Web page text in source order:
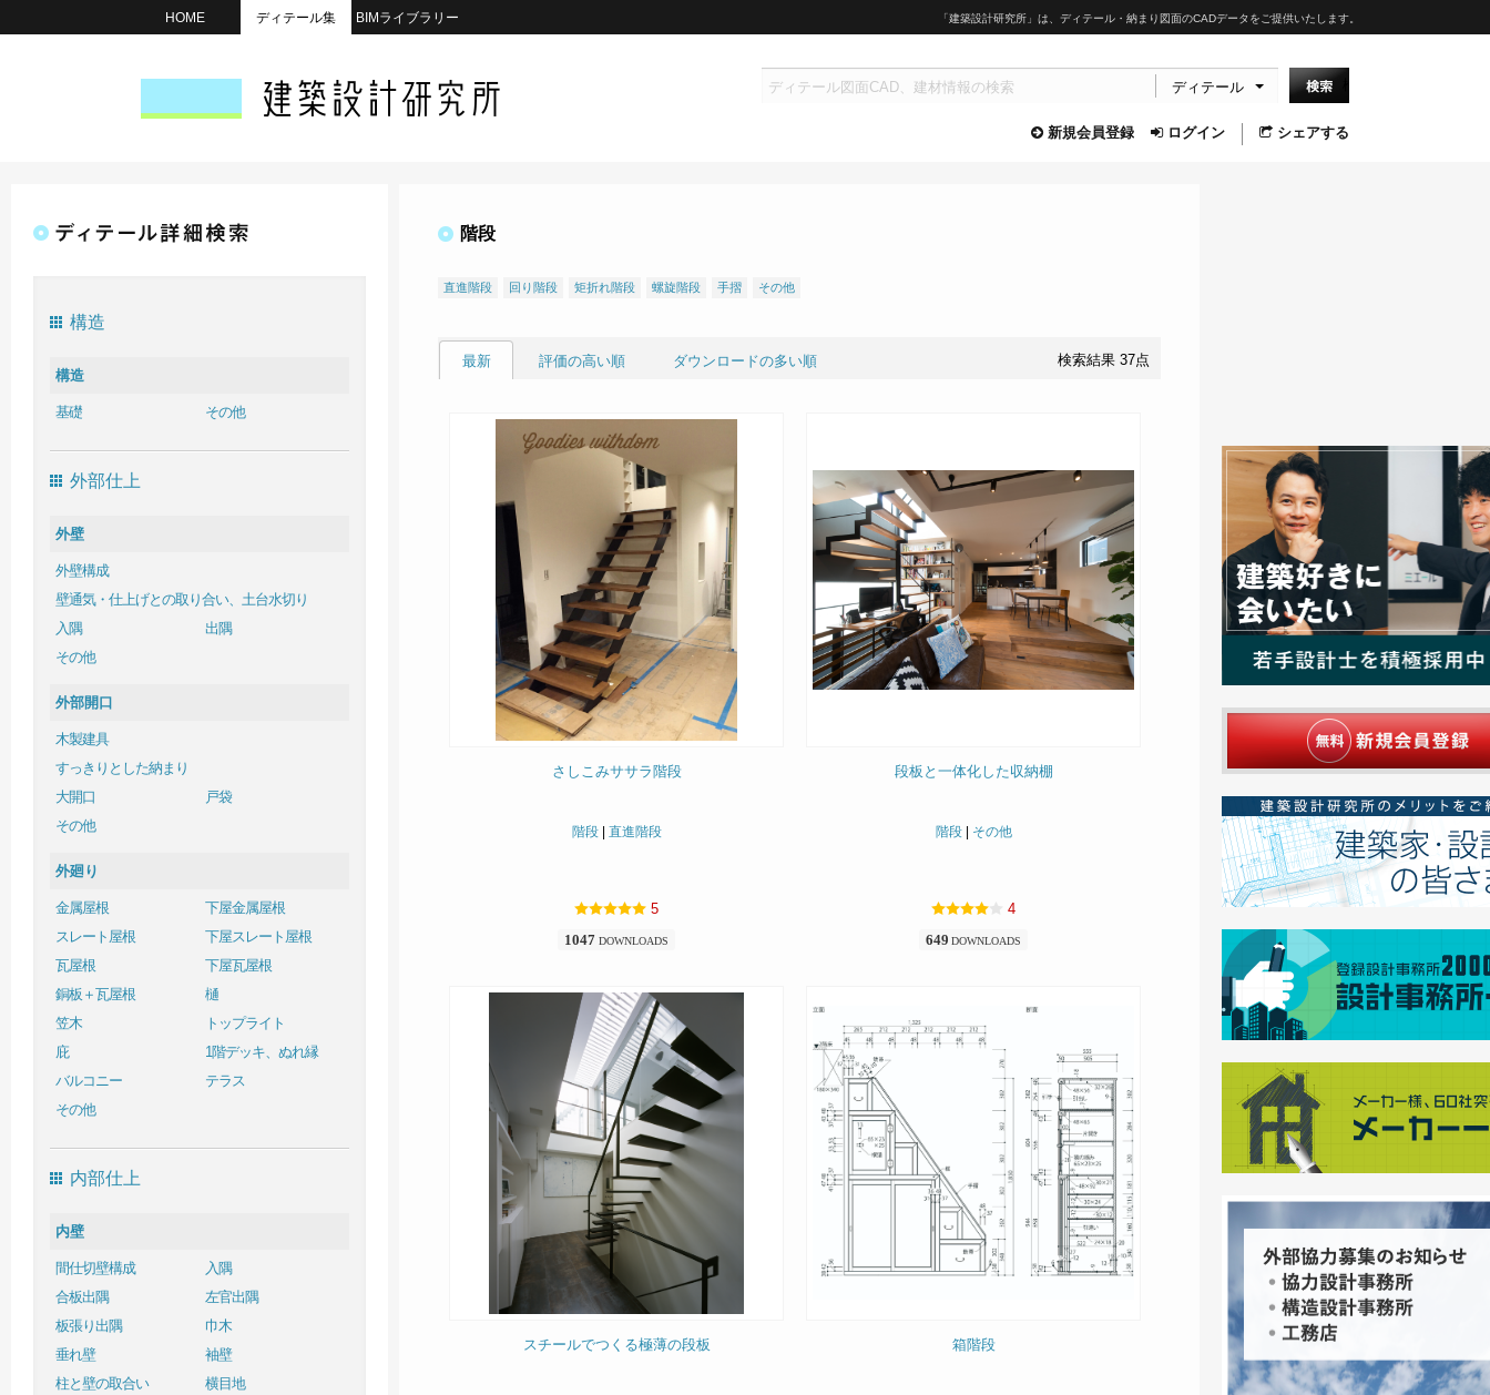
「建築設計研究所」は、ディテール・納まり図面のCADデータをご提供いたします。
HOME ディテール集 BIMライブラリー
ディテール
新規会員登録 ログイン シェアする
構造
構造
基礎 その他
外部仕上
外壁
外壁構成
壁通気・仕上げとの取り合い、土台水切り
入隅
出隅
その他
外部開口
木製建具
すっきりとした納まり
大開口
戸袋
その他
外廻り
金属屋根
下屋金属屋根
スレート屋根
下屋スレート屋根
瓦屋根
下屋瓦屋根
銅板＋瓦屋根
樋
笠木
トップライト
庇
1階デッキ、ぬれ縁
バルコニー
テラス
その他
内部仕上
内壁
間仕切壁構成
入隅
合板出隅
左官出隅
板張り出隅
巾木
垂れ壁
袖壁
柱と壁の取合い
横目地
階段
直進階段 回り階段 矩折れ階段 螺旋階段 手摺 その他
最新 評価の高い順 ダウンロードの多い順 検索結果 37点
さしこみササラ階段
階段| 直進階段
5
1047 DOWNLOADS
段板と一体化した収納棚
階段| その他
4
649 DOWNLOADS
スチールでつくる極薄の段板 箱階段